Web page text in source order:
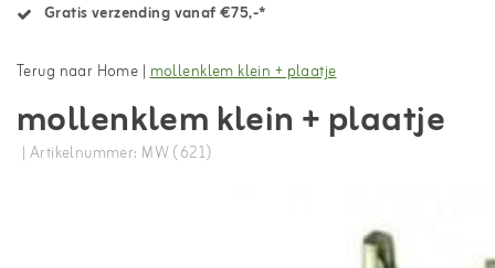
Gratis verzending vanaf €75,-*
Terug naar Home |mollenklem klein + plaatje
mollenklem klein + plaatje
| Artikelnummer: MW (621)